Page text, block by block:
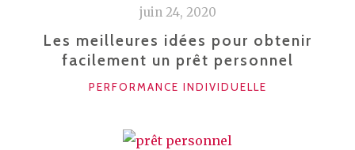
juin 24, 2020
Les meilleures idées pour obtenir
facilement un prêt personnel
CATÉGORIES
PERFORMANCE INDIVIDUELLE